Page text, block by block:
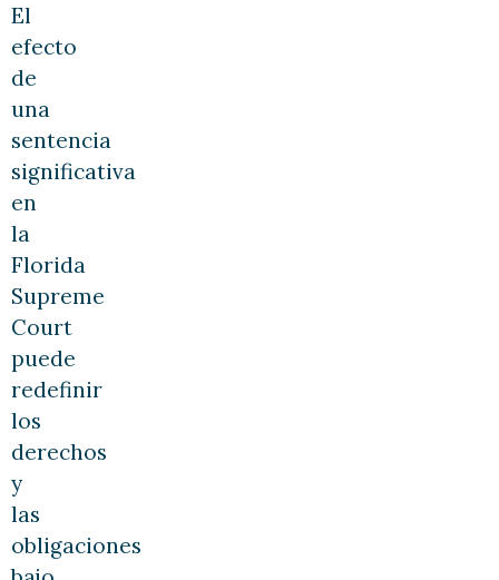
El
efecto
de
una
sentencia
significativa
en
la
Florida
Supreme
Court
puede
redefinir
los
derechos
y
las
obligaciones